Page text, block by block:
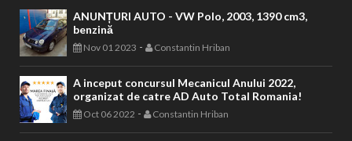
ANUNȚURI AUTO - VW Polo, 2003, 1390 cm3,
benzină
Nov 01 2023 - Constantin Hriban
A inceput concursul Mecanicul Anului 2022,
organizat de catre AD Auto Total Romania!
Oct 06 2022 - Constantin Hriban